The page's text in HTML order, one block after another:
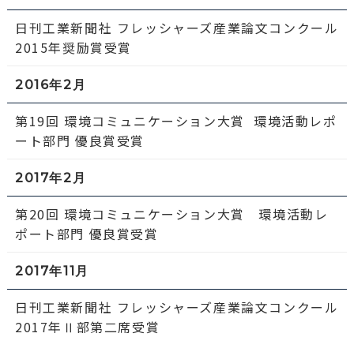
日刊工業新聞社 フレッシャーズ産業論文コンクール
2015年奨励賞受賞
2016年2月
第19回 環境コミュニケーション大賞 環境活動レポ
ート部門 優良賞受賞
2017年2月
第20回 環境コミュニケーション大賞 環境活動レ
ポート部門 優良賞受賞
2017年11月
日刊工業新聞社 フレッシャーズ産業論文コンクール
2017年Ⅱ部第二席受賞